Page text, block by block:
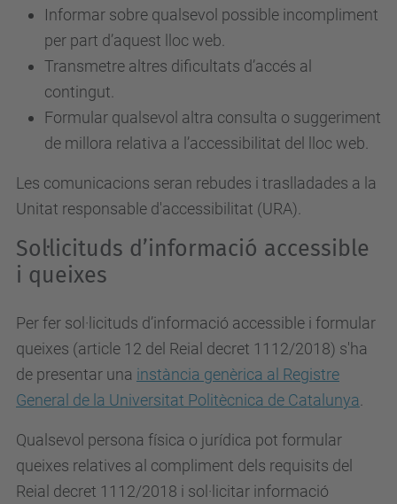
Informar sobre qualsevol possible incompliment
per part d’aquest lloc web.
Transmetre altres dificultats d’accés al
contingut.
Formular qualsevol altra consulta o suggeriment
de millora relativa a l’accessibilitat del lloc web.
Les comunicacions seran rebudes i traslladades a la
Unitat responsable d'accessibilitat (URA).
Sol·licituds d’informació accessible
i queixes
Per fer sol·licituds d’informació accessible i formular
queixes (article 12 del Reial decret 1112/2018) s'ha
de presentar una instància genèrica al Registre
General de la Universitat Politècnica de Catalunya
Qualsevol persona física o jurídica pot formular
queixes relatives al compliment dels requisits del
Reial decret 1112/2018 i sol·licitar informació